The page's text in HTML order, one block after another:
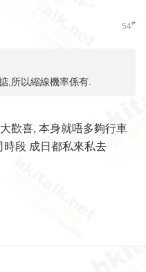
54#
,所以縮線機率係有.
歡喜, 本身就唔多夠行車
時段 成日都私來私去